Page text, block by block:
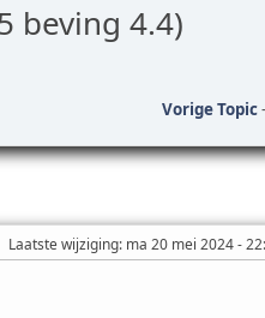
beving 4.4)
Vorige Topic-
Laatste wijziging: ma 20 mei 2024 -